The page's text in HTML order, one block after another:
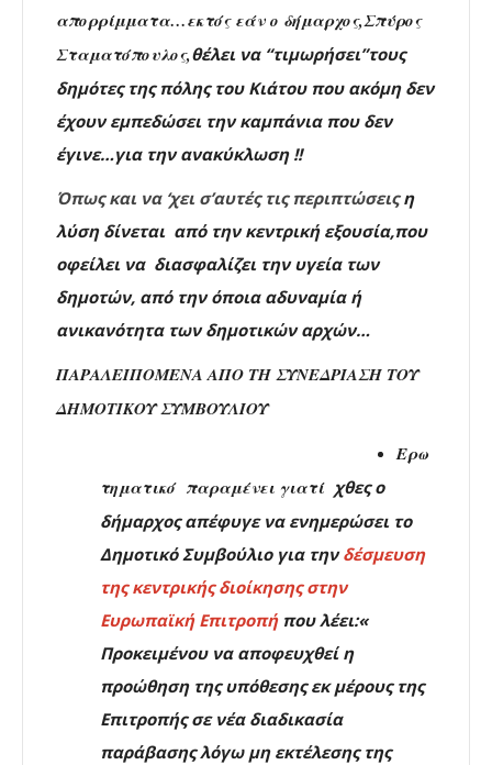
απορρίμματα…εκτός εάνο δήμαρχος,Σπύρος
Σταματόπουλος,θέλει να “τιμωρήσει”τους
δημότες της πόλης του Κιάτου που ακόμη δεν
έχουν εμπεδώσει την καμπάνια που δεν
έγινε…για την ανακύκλωση !!
Όπως και να ‘χει σ’αυτές τις περιπτώσειςη
λύση δίνεται από την κεντρική εξουσία,που
οφείλει να διασφαλίζει την υγεία των
δημοτών, από την όποια αδυναμία ή
ανικανότητα των δημοτικών αρχών…
ΠΑΡΑΛΕΙΠΟΜΕΝΑ ΑΠΟ ΤΗ ΣΥΝΕΔΡΙΑΣΗ ΤΟΥ
ΔΗΜΟΤΙΚΟΥ ΣΥΜΒΟΥΛΙΟΥ
Ερω
τηματικό παραμένει γιατί χθεςο
δήμαρχος απέφυγε να ενημερώσει το
Δημοτικό Συμβούλιο για τηνδέσμευση
της κεντρικής διοίκησης στην
Ευρωπαϊκή Επιτροπήπου λέει:«
Προκειμένου να αποφευχθεί η
προώθηση της υπόθεσης εκ μέρους της
Επιτροπής σε νέα διαδικασία
παράβασης λόγω μη εκτέλεσης της